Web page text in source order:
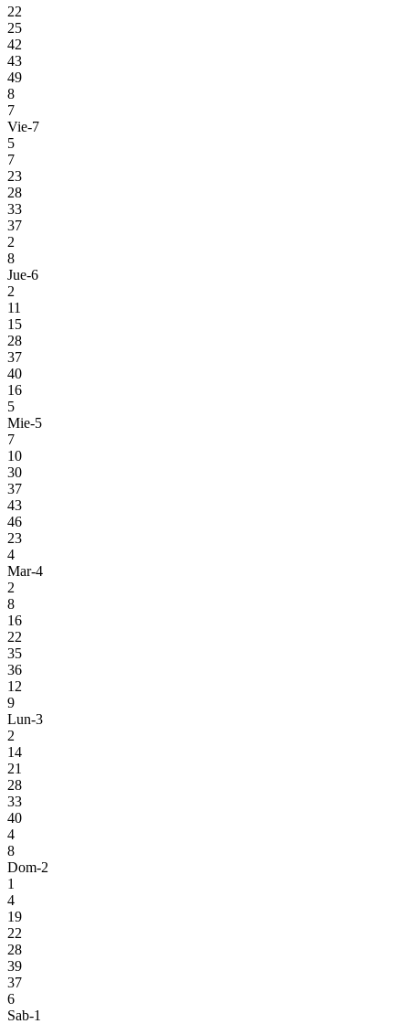
22
25
42
43
49
8
7
Vie-7
5
7
23
28
33
37
2
8
Jue-6
2
11
15
28
37
40
16
5
Mie-5
7
10
30
37
43
46
23
4
Mar-4
2
8
16
22
35
36
12
9
Lun-3
2
14
21
28
33
40
4
8
Dom-2
1
4
19
22
28
39
37
6
Sab-1